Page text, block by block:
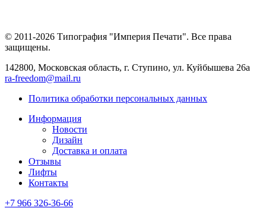
© 2011-2026 Типография "Империя Печати". Все права
защищены.
142800, Московская область, г. Ступино, ул. Куйбышева 26а
ra-freedom@mail.ru
Политика обработки персональных данных
Информация
Новости
Дизайн
Доставка и оплата
Отзывы
Лифты
Контакты
+7 966 326-36-66